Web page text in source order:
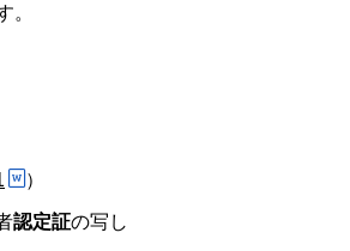
。
）
認定証の写し